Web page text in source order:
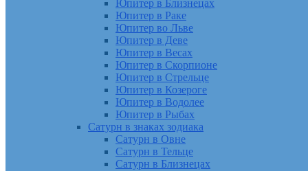
Юпитер в Близнецах
Юпитер в Раке
Юпитер во Льве
Юпитер в Деве
Юпитер в Весах
Юпитер в Скорпионе
Юпитер в Стрельце
Юпитер в Козероге
Юпитер в Водолее
Юпитер в Рыбах
Сатурн в знаках зодиака
Сатурн в Овне
Сатурн в Тельце
Сатурн в Близнецах